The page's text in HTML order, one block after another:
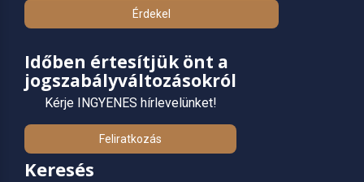
Érdekel
Időben értesítjük önt a
jogszabályváltozásokról
Kérje INGYENES hírlevelünket!
Feliratkozás
Keresés